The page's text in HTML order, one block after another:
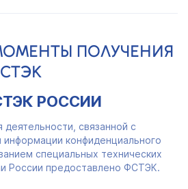
ПОЛУЧЕНИЯ
РОССИИ
связанной с
конфиденциального
специальных технических
России предоставлено ФСТЭК.